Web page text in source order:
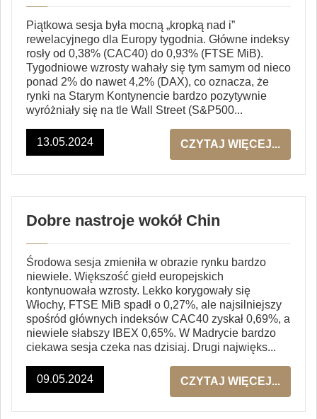
Piątkowa sesja była mocną „kropką nad i”
rewelacyjnego dla Europy tygodnia. Główne indeksy
rosły od 0,38% (CAC40) do 0,93% (FTSE MiB).
Tygodniowe wzrosty wahały się tym samym od nieco
ponad 2% do nawet 4,2% (DAX), co oznacza, że
rynki na Starym Kontynencie bardzo pozytywnie
wyróżniały się na tle Wall Street (S&P500...
13.05.2024 CZYTAJ WIĘCEJ...
Dobre nastroje wokół Chin
Środowa sesja zmieniła w obrazie rynku bardzo
niewiele. Większość giełd europejskich
kontynuowała wzrosty. Lekko korygowały się
Włochy, FTSE MiB spadł o 0,27%, ale najsilniejszy
spośród głównych indeksów CAC40 zyskał 0,69%, a
niewiele słabszy IBEX 0,65%. W Madrycie bardzo
ciekawa sesja czeka nas dzisiaj. Drugi najwięks...
09.05.2024 CZYTAJ WIĘCEJ...